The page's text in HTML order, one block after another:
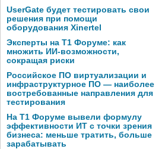
UserGate будет тестировать свои
решения при помощи
оборудования Xinertel
Эксперты на Т1 Форуме: как
множить ИИ-возможности,
сокращая риски
Российское ПО виртуализации и
инфраструктурное ПО — наиболее
востребованные направления для
тестирования
На Т1 Форуме вывели формулу
эффективности ИТ с точки зрения
бизнеса: меньше тратить, больше
зарабатывать